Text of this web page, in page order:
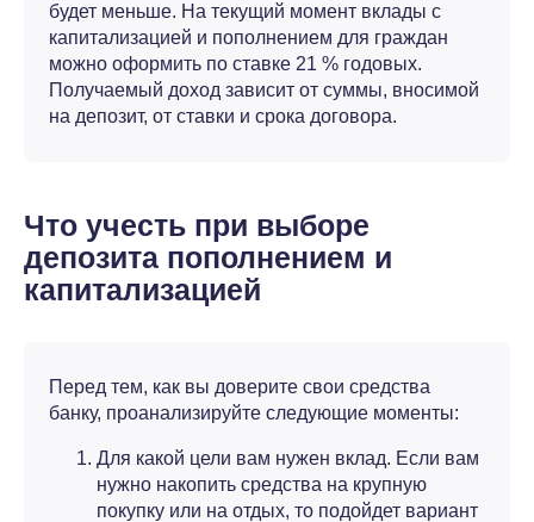
будет меньше. На текущий момент вклады с
капитализацией и пополнением для граждан
можно оформить по ставке 21 % годовых.
Получаемый доход зависит от суммы, вносимой
на депозит, от ставки и срока договора.
Что учесть при выборе
депозита пополнением и
капитализацией
Перед тем, как вы доверите свои средства
банку, проанализируйте следующие моменты:
Для какой цели вам нужен вклад. Если вам
нужно накопить средства на крупную
покупку или на отдых, то подойдет вариант